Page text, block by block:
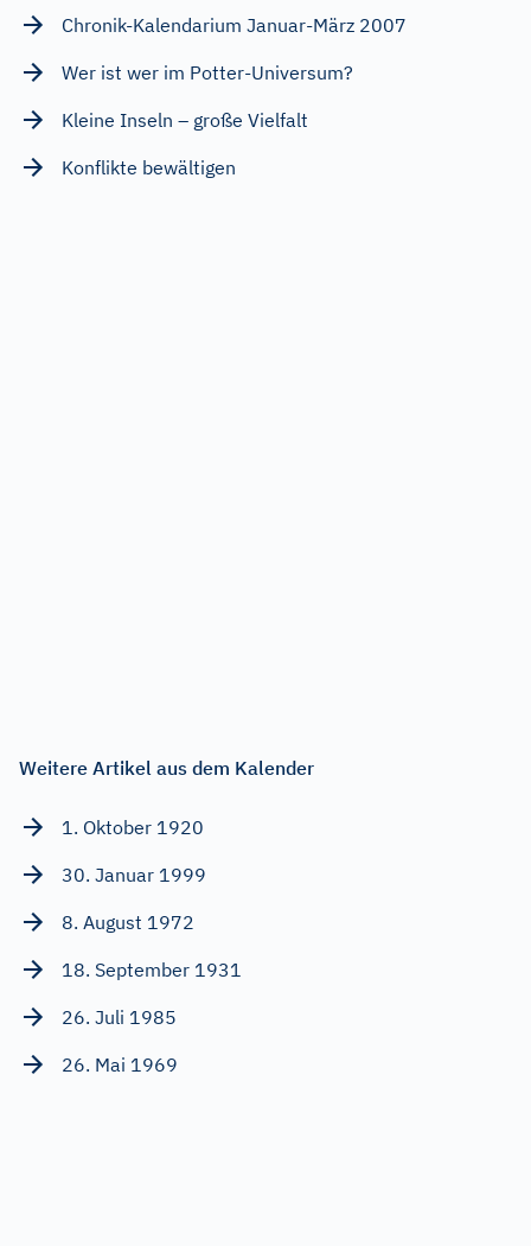
Chronik-Kalendarium Januar-März 2007
Wer ist wer im Potter-Universum?
Kleine Inseln – große Vielfalt
Konflikte bewältigen
Weitere Artikel aus dem Kalender
1. Oktober 1920
30. Januar 1999
8. August 1972
18. September 1931
26. Juli 1985
26. Mai 1969